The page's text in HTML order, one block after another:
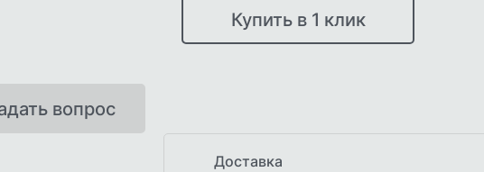
Купить в 1 клик
вопрос
Доставка